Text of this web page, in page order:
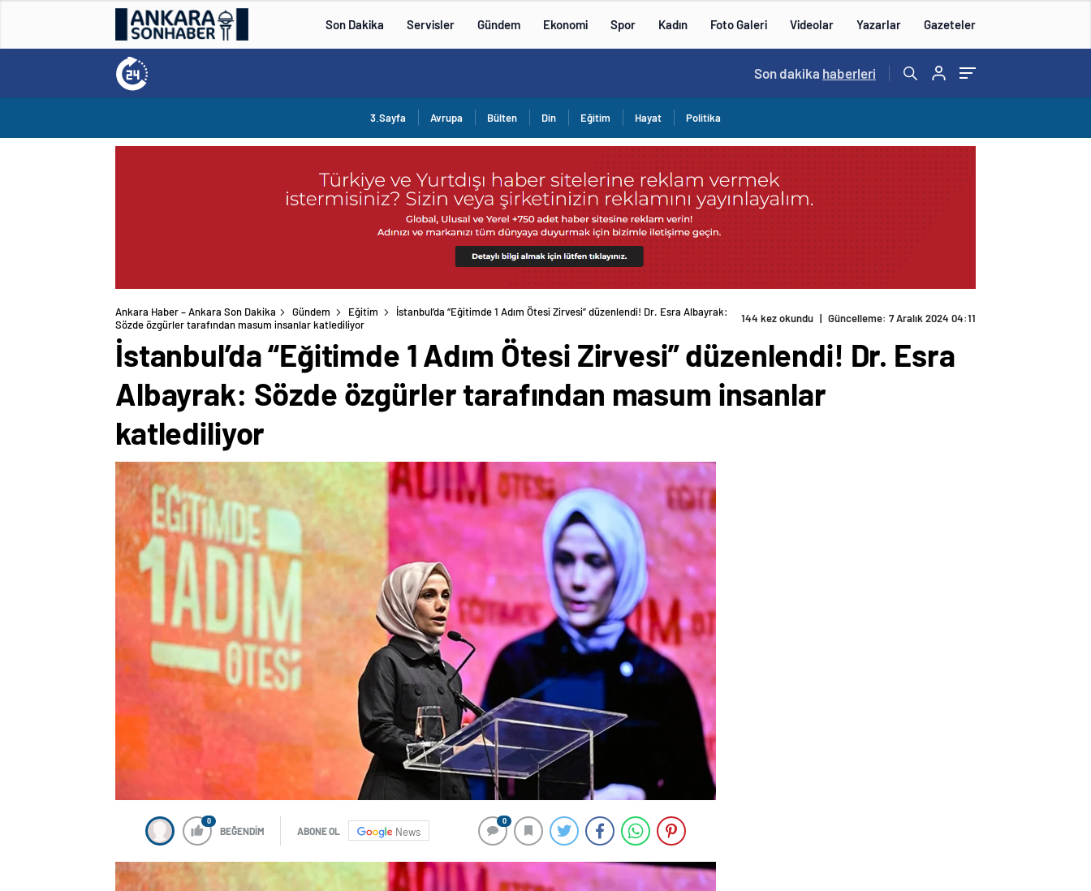
Son Dakika Servisler Gündem Ekonomi Spor Kadın Foto Galeri Videolar Yazarlar Gazeteler
Son dakika haberleri
3.Sayfa Avrupa Bülten Din Eğitim Hayat Politika
Ankara Haber – Ankara Son Dakika Gündem Eğitim
İstanbul’da “Eğitimde 1 Adım Ötesi Zirvesi” düzenlendi! Dr. Esra Albayrak:
Sözde özgürler tarafından masum insanlar katlediliyor
144 kez okundu | Güncelleme: 7 Aralık 2024 04:11
İstanbul’da “Eğitimde 1 Adım Ötesi Zirvesi” düzenlendi! Dr. Esra
Albayrak: Sözde özgürler tarafından masum insanlar
katlediliyor
0
BEĞENDİM ABONE OL News
0